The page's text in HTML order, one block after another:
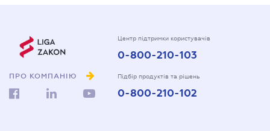
ПРО КОМПАНІЮ
Центр підтримки користувачів
0-800-210-103
Підбір продуктів та рішень
0-800-210-102